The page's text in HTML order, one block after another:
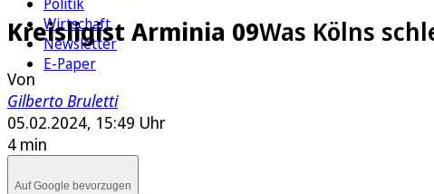
Wirtschaft
Newsletter
E-Paper
Kreisligist Arminia 09Was Kölns
Von
Gilberto Bruletti
05.02.2024, 15:49 Uhr
4 min
Auf Google bevorzugen